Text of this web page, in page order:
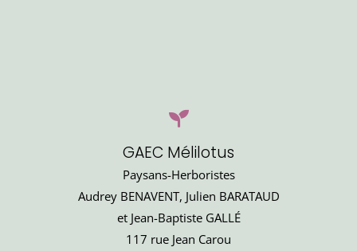
GAEC Mélilotus
Paysans-Herboristes
Audrey BENAVENT, Julien BARATAUD
et Jean-Baptiste GALLÉ
117 rue Jean Carou